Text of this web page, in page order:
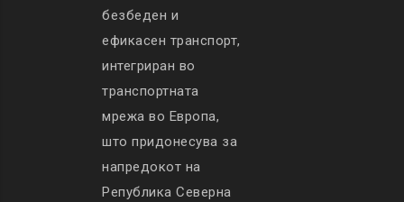
безбеден и
ефикасен транспорт,
интегриран во
транспортната
мрежа во Европа,
што придонесува за
напредокот на
Република Северна